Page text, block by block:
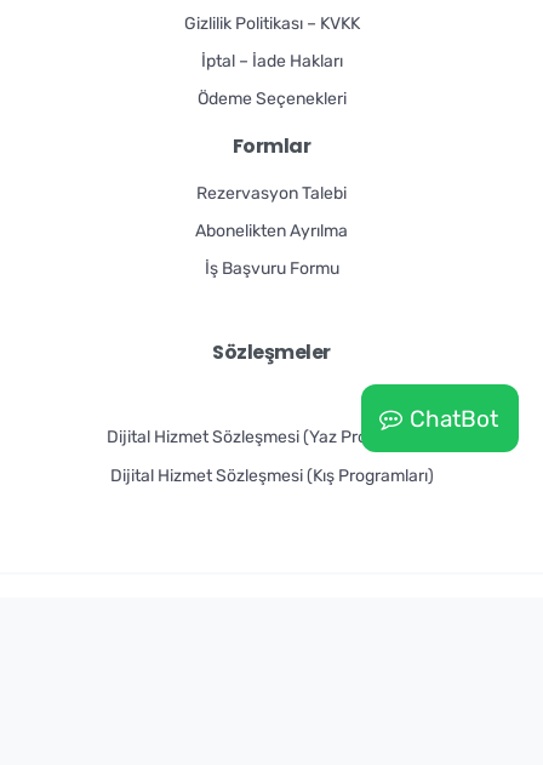
Gizlilik Politikası – KVKK
İptal – İade Hakları
Ödeme Seçenekleri
Formlar
Rezervasyon Talebi
Abonelikten Ayrılma
İş Başvuru Formu
Sözleşmeler
Dijital Hizmet Sözleşmesi (Yaz Programları)
Dijital Hizmet Sözleşmesi (Kış Programları)
ChatBot